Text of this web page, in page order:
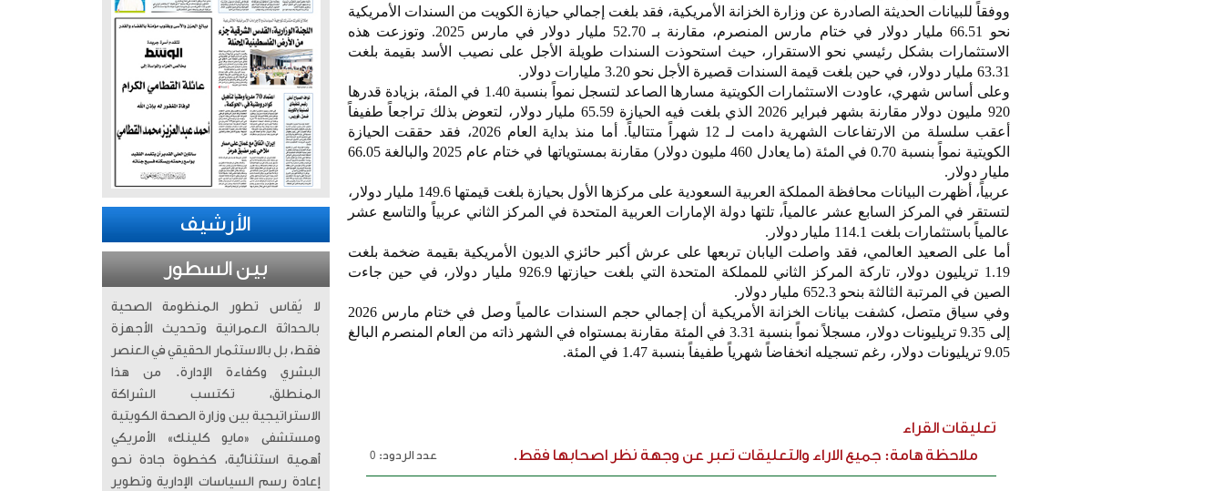
ووفقاً للبيانات الحديثة الصادرة عن وزارة الخزانة الأمريكية، فقد بلغت إجمالي حيازة الكويت من السندات الأمريكية
نحو 66.51 مليار دولار في ختام مارس المنصرم، مقارنة بـ 52.70 مليار دولار في مارس 2025. وتوزعت هذه
الاستثمارات بشكل رئيسي نحو الاستقرار، حيث استحوذت السندات طويلة الأجل على نصيب الأسد بقيمة بلغت
63.31 مليار دولار، في حين بلغت قيمة السندات قصيرة الأجل نحو 3.20 مليارات دولار.
وعلى أساس شهري، عاودت الاستثمارات الكويتية مسارها الصاعد لتسجل نمواً بنسبة 1.40 في المئة، بزيادة قدرها
920 مليون دولار مقارنة بشهر فبراير 2026 الذي بلغت فيه الحيازة 65.59 مليار دولار، لتعوض بذلك تراجعاً طفيفاً
أعقب سلسلة من الارتفاعات الشهرية دامت لـ 12 شهراً متتالياً. أما منذ بداية العام 2026، فقد حققت الحيازة
الكويتية نمواً بنسبة 0.70 في المئة (ما يعادل 460 مليون دولار) مقارنة بمستوياتها في ختام عام 2025 والبالغة 66.05
مليار دولار.
عربياً، أظهرت البيانات محافظة المملكة العربية السعودية على مركزها الأول بحيازة بلغت قيمتها 149.6 مليار دولار،
لتستقر في المركز السابع عشر عالمياً، تلتها دولة الإمارات العربية المتحدة في المركز الثاني عربياً والتاسع عشر
عالمياً باستثمارات بلغت 114.1 مليار دولار.
أما على الصعيد العالمي، فقد واصلت اليابان تربعها على عرش أكبر حائزي الديون الأمريكية بقيمة ضخمة بلغت
1.19 تريليون دولار، تاركة المركز الثاني للمملكة المتحدة التي بلغت حيازتها 926.9 مليار دولار، في حين جاءت
الصين في المرتبة الثالثة بنحو 652.3 مليار دولار.
وفي سياق متصل، كشفت بيانات الخزانة الأمريكية أن إجمالي حجم السندات عالمياً وصل في ختام مارس 2026
إلى 9.35 تريليونات دولار، مسجلاً نمواً بنسبة 3.31 في المئة مقارنة بمستواه في الشهر ذاته من العام المنصرم البالغ
9.05 تريليونات دولار، رغم تسجيله انخفاضاً شهرياً طفيفاً بنسبة 1.47 في المئة.
تعليقات القراء
ملاحظة هامة: جميع الاراء والتعليقات تعبر عن وجهة نظر اصحابها فقط.
عدد الردود: 0
الأرشيف
بين السطور
لا يُقاس تطور المنظومة الصحية
بالحداثة العمرانية وتحديث الأجهزة
فقط، بل بالاستثمار الحقيقي في العنصر
البشري وكفاءة الإدارة. من هذا
المنطلق، تكتسب الشراكة
الاستراتيجية بين وزارة الصحة الكويتية
ومستشفى «مايو كلينك» الأمريكي
أهمية استثنائية، كخطوة جادة نحو
إعادة رسم السياسات الإدارية وتطوير